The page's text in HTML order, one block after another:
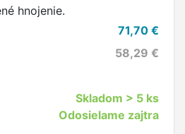
hnojenie.
71,70 €
58,29 €
Skladom > 5 ks
Odosielame zajtra